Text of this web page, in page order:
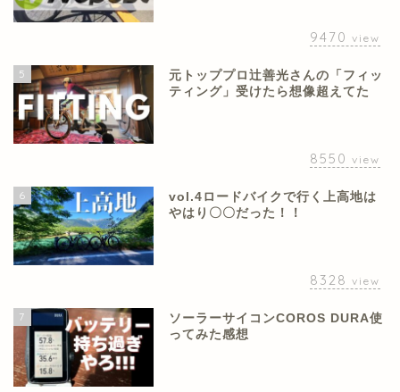
9470 view
5
元トッププロ辻善光さんの「フィッ
ティング」受けたら想像超えてた
8550 view
6
vol.4ロードバイクで行く上高地は
やはり〇〇だった！！
8328 view
7
ソーラーサイコンCOROS DURA使
ってみた感想